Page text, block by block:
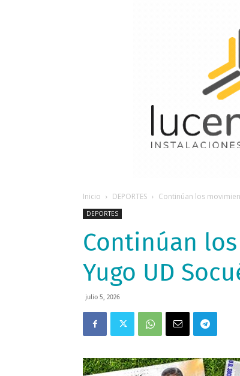
Inicio DEPORTES Continúan los
DEPORTES
Continúan
Yugo UD
julio 5, 2026